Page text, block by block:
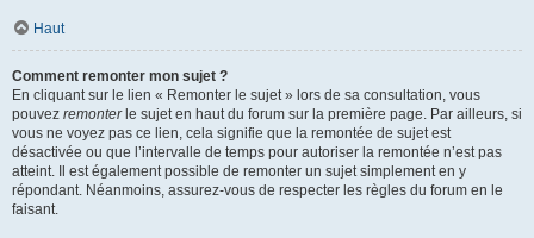
Haut
Comment remonter mon sujet ?
En cliquant sur le lien « Remonter le sujet » lors de sa consultation, vous
pouvez remonterle sujet en haut du forum sur la première page. Par ailleurs, si
vous ne voyez pas ce lien, cela signifie que la remontée de sujet est
désactivée ou que l’intervalle de temps pour autoriser la remontée n’est pas
atteint. Il est également possible de remonter un sujet simplement en y
répondant. Néanmoins, assurez-vous de respecter les règles du forum en le
faisant.